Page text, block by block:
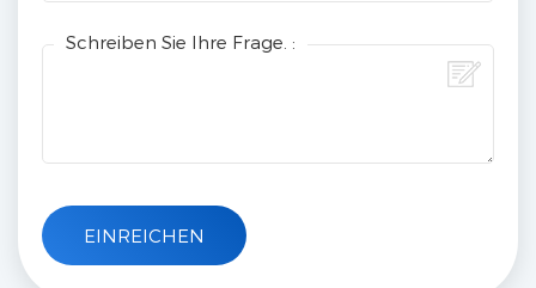
Schreiben Sie Ihre Frage. :